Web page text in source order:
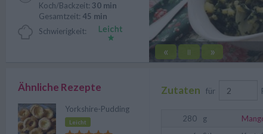
« || »
Koch/Backzeit: 30 min
Gesamtzeit: 45 min
Schwierigkeit:
Zutaten für
280 g
Ähnliche Rezepte
Yorkshire-Pudding
Leicht